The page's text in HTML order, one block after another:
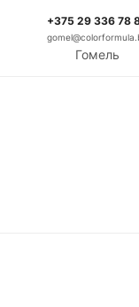
+375 29 336 78
Гомель